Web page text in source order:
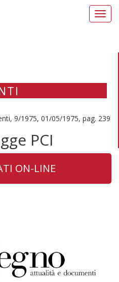
9/1975, 01/05/1975, pag. 239
PCI
ON-LINE